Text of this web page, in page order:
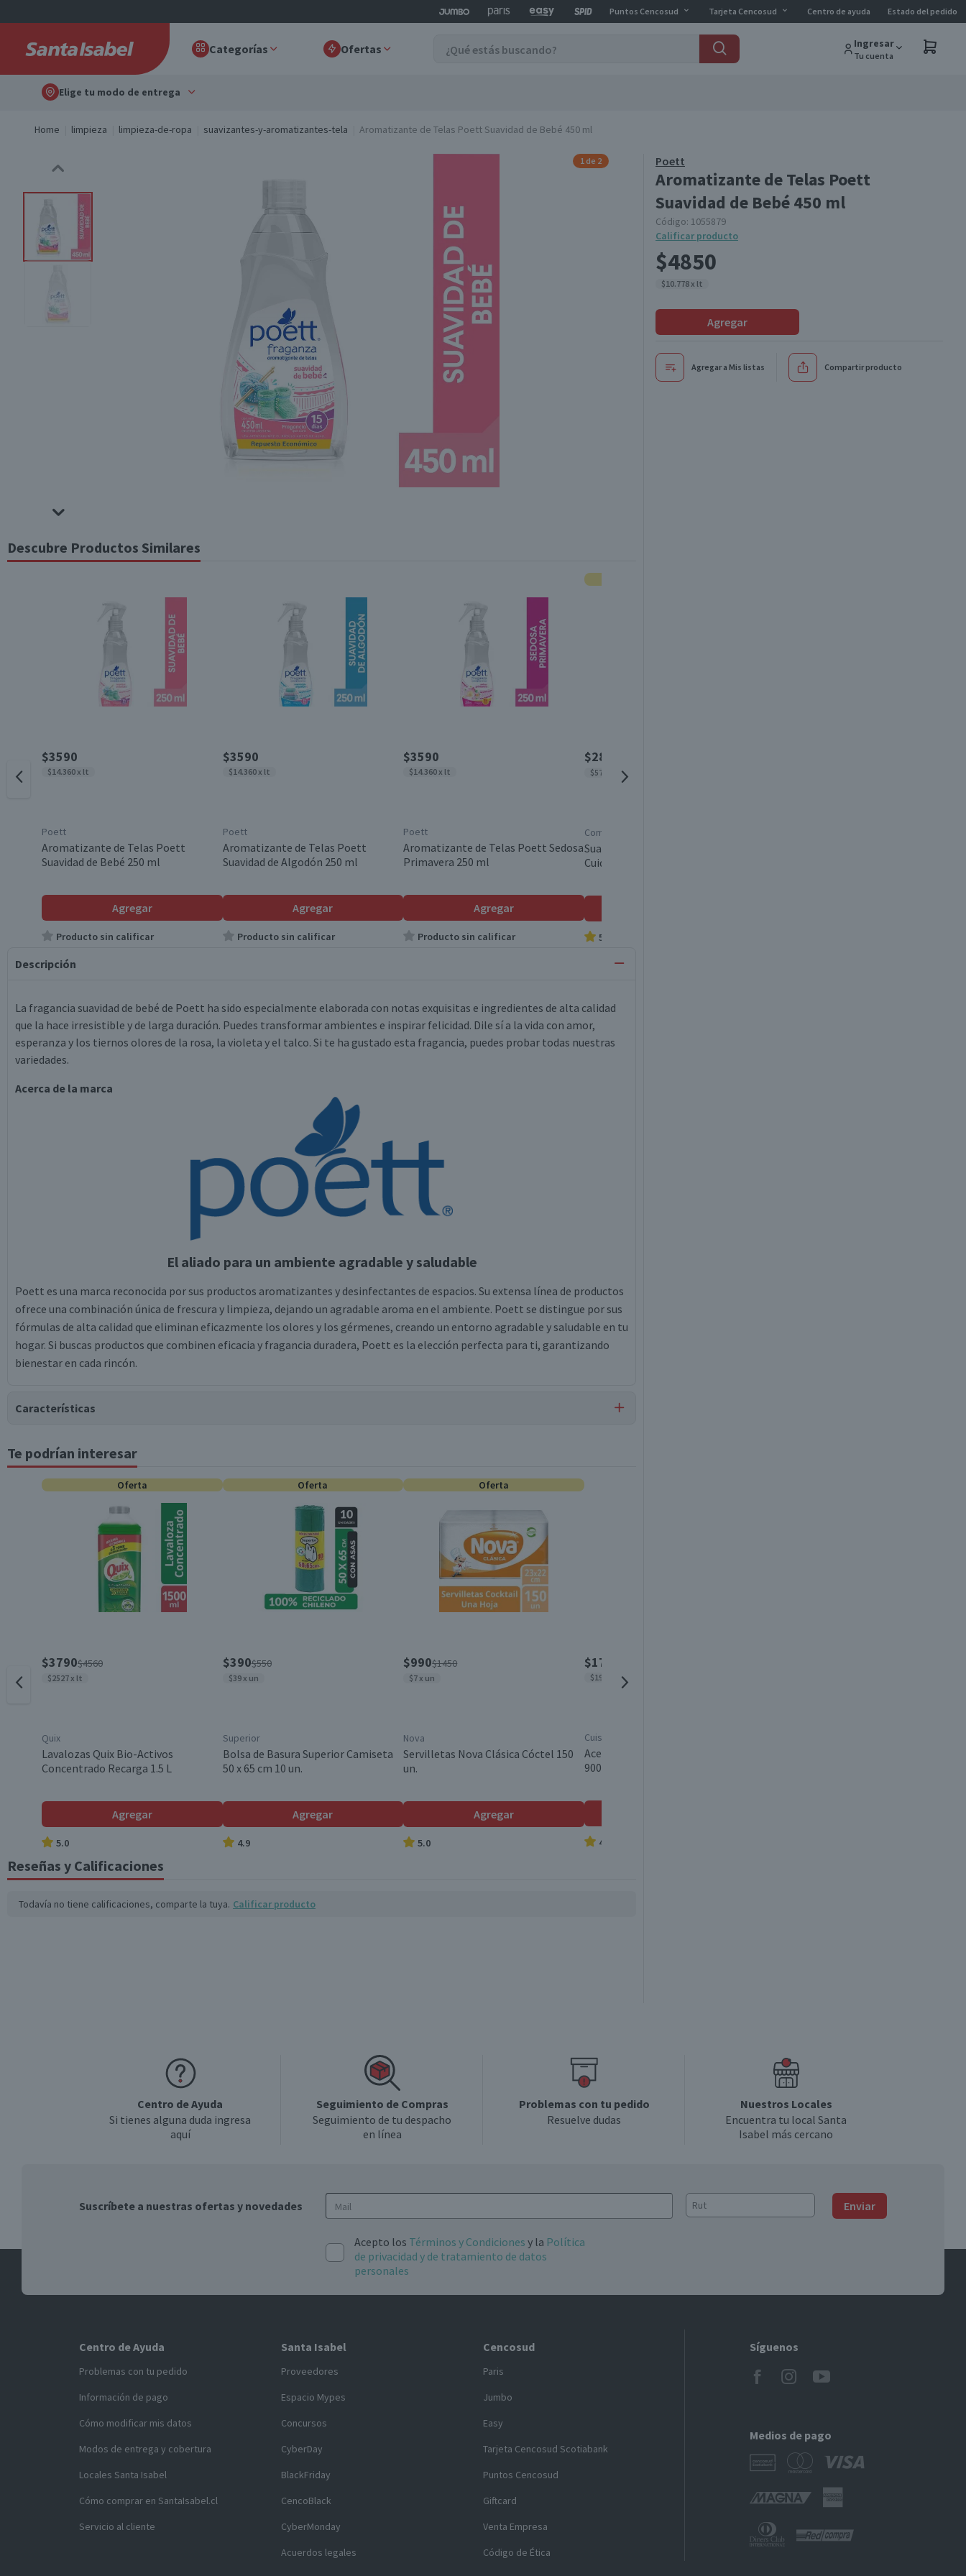
Puntos Cencosud Tarjeta Cencosud Centro de ayuda Estado del pedido
Categorías Ofertas Ingresar
Tu cuenta
Elige tu modo de entrega
Home limpieza limpieza-de-ropa suavizantes-y-aromatizantes-tela Aromatizante de Telas Poett Suavidad de Bebé 450 ml
Poett
Aromatizante de Telas Poett
Suavidad de Bebé 450 ml
Código: 1055879
Calificar producto
$4850
$10.778 x lt
Agregar
Agregar a Mis listas Compartir producto
1 de 2
Descubre Productos Similares
$3590
$14.360 x lt
Poett
Aromatizante de Telas Poett
Suavidad de Bebé 250 ml
Agregar
Producto sin calificar
$3590
$14.360 x lt
Poett
Aromatizante de Telas Poett
Suavidad de Algodón 250 ml
Agregar
Producto sin calificar
$3590
$14.360 x lt
Poett
Aromatizante de Telas Poett Sedosa
Primavera 250 ml
Agregar
Producto sin calificar
$2850
$5700 x lt
Comfort
Suavizante Ropa Comfort Puro
Cuidado 500 ml
5.0
Descripción
La fragancia suavidad de bebé de Poett ha sido especialmente elaborada con notas exquisitas e ingredientes de alta calidad
que la hace irresistible y de larga duración. Puedes transformar ambientes e inspirar felicidad. Dile sí a la vida con amor,
esperanza y los tiernos olores de la rosa, la violeta y el talco. Si te ha gustado esta fragancia, puedes probar todas nuestras
variedades.
Acerca de la marca
El aliado para un ambiente agradable y saludable
Poett es una marca reconocida por sus productos aromatizantes y desinfectantes de espacios. Su extensa línea de productos
ofrece una combinación única de frescura y limpieza, dejando un agradable aroma en el ambiente. Poett se distingue por sus
fórmulas de alta calidad que eliminan eficazmente los olores y los gérmenes, creando un entorno agradable y saludable en tu
hogar. Si buscas productos que combinen eficacia y fragancia duradera, Poett es la elección perfecta para ti, garantizando
bienestar en cada rincón.
Características
Tipo de Producto
Almacenamiento Conservar en un lugar fresco y seco
450 ml
Garantía Mínima Legal Válida hasta su fecha de caducidad
Te podrían interesar
Oferta
$3790$4560
$2527 x lt
Quix
Lavalozas Quix Bio-Activos
Concentrado Recarga 1.5 L
Agregar
5.0
Oferta
$390$550
$39 x un
Superior
Bolsa de Basura Superior Camiseta
50 x 65 cm 10 un.
Agregar
4.9
Oferta
$990$1450
$7 x un
Nova
Servilletas Nova Clásica Cóctel 150
un.
Agregar
5.0
$1790
$1989 x lt
Cuisine & Co
Aceite Vegetal Libre de Colesterol
900 ml
4.8
Reseñas y Calificaciones
Todavía no tiene calificaciones, comparte la tuya. Calificar producto
Centro de Ayuda
Si tienes alguna duda ingresa
aquí
Seguimiento de Compras
Seguimiento de tu despacho
en línea
Problemas con tu pedido
Resuelve dudas
Nuestros Locales
Encuentra tu local Santa
Isabel más cercano
Suscríbete a nuestras ofertas y novedades Enviar
Acepto los Términos y Condiciones y la Política
de privacidad y de tratamiento de datos
personales
Centro de Ayuda
Problemas con tu pedido
Información de pago
Cómo modificar mis datos
Modos de entrega y cobertura
Locales Santa Isabel
Cómo comprar en SantaIsabel.cl
Servicio al cliente
Santa Isabel
Proveedores
Espacio Mypes
Concursos
CyberDay
BlackFriday
CencoBlack
CyberMonday
Acuerdos legales
Cencosud
Paris
Jumbo
Easy
Tarjeta Cencosud Scotiabank
Puntos Cencosud
Giftcard
Venta Empresa
Código de Ética
Síguenos
Medios de pago